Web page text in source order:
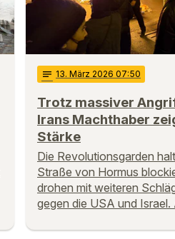
notes 13. März 2026 07:50
Trotz massiver
Irans Machthaber
Stärke
Die Revolutionsgarden
Straße von Hormus
drohen mit weiteren
gegen die USA und